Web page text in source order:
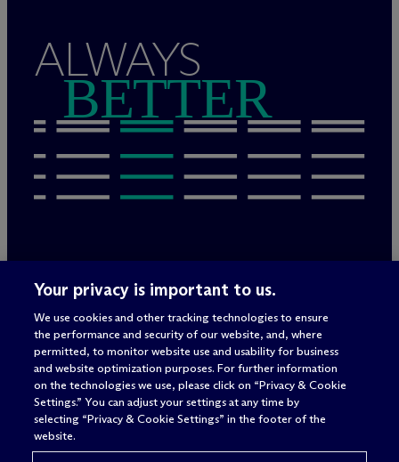
ALWAYS
BETTER
Rechtliche Hinweise/Impressum
Nutzungsbedingungen
Privacy & Cookie Settings
Sitemap
Anwaltswerbung© 2026 McDermott Will & Schulte
Your privacy is important to us.
We use cookies and other tracking technologies to ensure
the performance and security of our website, and, where
permitted, to monitor website use and usability for business
and website optimization purposes. For further information
on the technologies we use, please click on “Privacy & Cookie
Settings.” You can adjust your settings at any time by
selecting “Privacy & Cookie Settings” in the footer of the
website.